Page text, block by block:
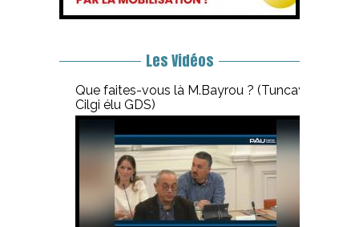
Les Vidéos
Que faites-vous là M.Bayrou ? (Tuncay
Cilgi élu GDS)